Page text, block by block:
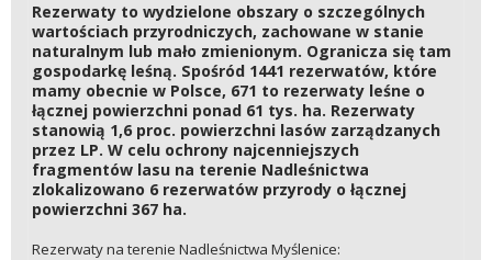
Rezerwaty to wydzielone obszary o szczególnych
wartościach przyrodniczych, zachowane w stanie
naturalnym lub mało zmienionym. Ogranicza się tam
gospodarkę leśną. Spośród 1441 rezerwatów, które
mamy obecnie w Polsce, 671 to rezerwaty leśne o
łącznej powierzchni ponad 61 tys. ha. Rezerwaty
stanowią 1,6 proc. powierzchni lasów zarządzanych
przez LP. W celu ochrony najcenniejszych
fragmentów lasu na terenie Nadleśnictwa
zlokalizowano 6 rezerwatów przyrody o łącznej
powierzchni 367 ha.
Rezerwaty na terenie Nadleśnictwa Myślenice: